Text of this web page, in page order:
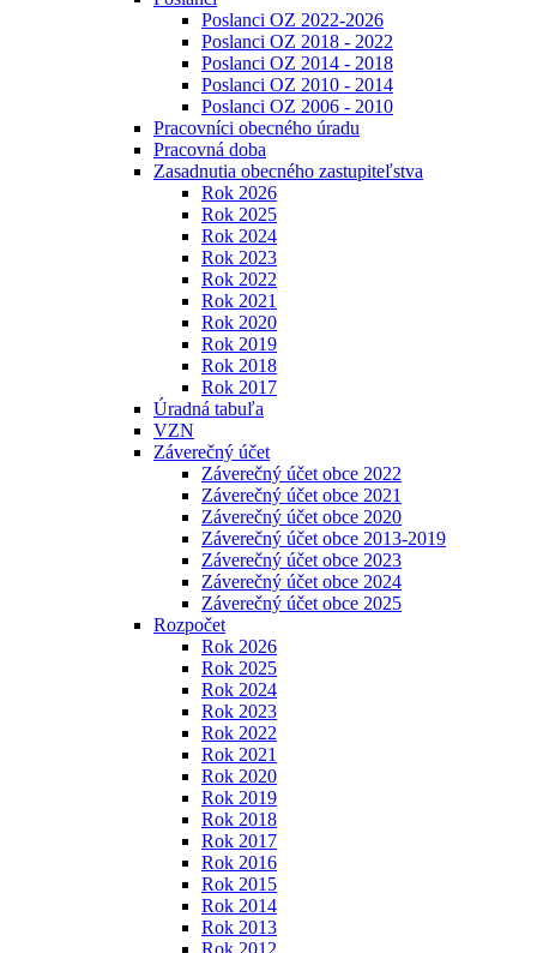
Poslanci OZ 2022-2026
Poslanci OZ 2018 - 2022
Poslanci OZ 2014 - 2018
Poslanci OZ 2010 - 2014
Poslanci OZ 2006 - 2010
Pracovníci obecného úradu
Pracovná doba
Zasadnutia obecného zastupiteľstva
Rok 2026
Rok 2025
Rok 2024
Rok 2023
Rok 2022
Rok 2021
Rok 2020
Rok 2019
Rok 2018
Rok 2017
Úradná tabuľa
VZN
Záverečný účet
Záverečný účet obce 2022
Záverečný účet obce 2021
Záverečný účet obce 2020
Záverečný účet obce 2013-2019
Záverečný účet obce 2023
Záverečný účet obce 2024
Záverečný účet obce 2025
Rozpočet
Rok 2026
Rok 2025
Rok 2024
Rok 2023
Rok 2022
Rok 2021
Rok 2020
Rok 2019
Rok 2018
Rok 2017
Rok 2016
Rok 2015
Rok 2014
Rok 2013
Rok 2012